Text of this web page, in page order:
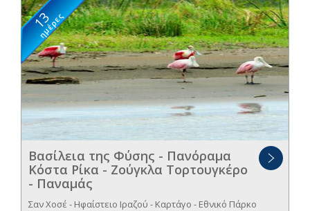
ημέρες
13
Βασίλεια της Φύσης - Πανόραμα
Κόστα Ρίκα - Ζούγκλα Τορτουγκέρο
- Παναμάς
Σαν Χοσέ - Ηφαίστειο Ιραζού - Καρτάγο - Εθνικό Πάρκο